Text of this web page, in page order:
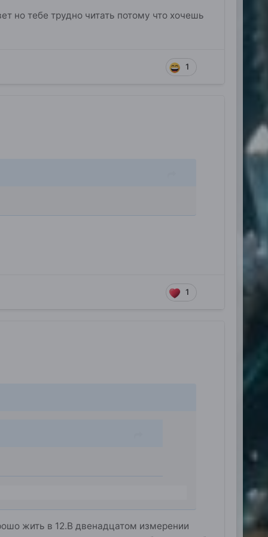
но тебе трудно читать потому что хочешь
1
1
жить в 12.В двенадцатом измерении